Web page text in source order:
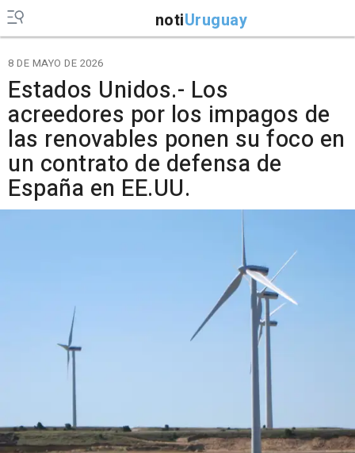
notiUruguay
8 DE MAYO DE 2026
Estados Unidos.- Los
acreedores por los impagos de
las renovables ponen su foco en
un contrato de defensa de
España en EE.UU.